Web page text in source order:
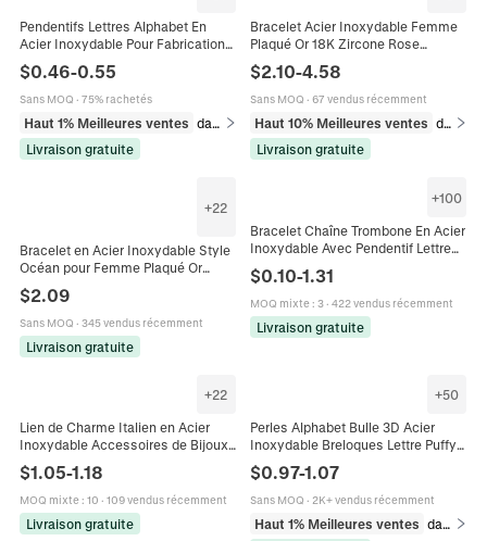
Pendentifs Lettres Alphabet En
Acier Inoxydable Pour Fabrication
De Bijoux Collier Bracelet DIY
Charmes Initiales Polis
$0.46-0.55
Sans MOQ · 75% rachetés
Haut 1% Meilleures ventes
dans Breloques
Livraison gratuite
Bracelet Acier Inoxydable Femme
Plaqué Or 18K Zircone Rose
Papillon Lettre M Imperméable
Hypoallergénique Bijoux
$2.10-4.58
Sans MOQ · 67 vendus récemment
Haut 10% Meilleures ventes
dans Bracelets
Livraison gratuite
+22
Bracelet en Acier Inoxydable Style
Océan pour Femme Plaqué Or
Coquillage Étoile de Mer Perle
Artificielle Lettre Initiale Bijoux
Réglables
$2.09
Sans MOQ · 345 vendus récemment
Livraison gratuite
+100
Bracelet Chaîne Trombone En Acier
Inoxydable Avec Pendentif Lettre
Alphabet Bijoux Mode Élégants
Pour Femmes Cadeau
$0.10-1.31
MOQ mixte: 3· 422 vendus récemment
Livraison gratuite
+22
Lien de Charme Italien en Acier
Inoxydable Accessoires de Bijoux
Bricolage Charme de Cœur Nœud
Sirène Lettre d'Amour pour Bracelet
Modulaire
$1.05-1.18
MOQ mixte: 10 · 109 vendus récemment
Livraison gratuite
+50
Perles Alphabet Bulle 3D Acier
Inoxydable Breloques Lettre Puffy
Pour Création Bijoux DIY Collier
Bracelet Plaqué Or 14K
$0.97-1.07
Sans MOQ · 2K+ vendus récemment
Haut 1% Meilleures ventes
dans Perles